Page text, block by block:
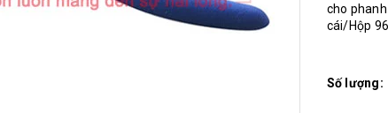
cho
cái/Hộp
Số lượng: